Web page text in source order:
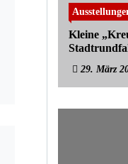
Kleine
29. März